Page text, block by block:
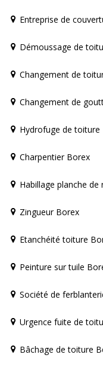
Entreprise de
Démoussage de
Changement de
Changement de
Hydrofuge de toiture
Charpentier Borex
Habillage planche de
Zingueur Borex
Etanchéité toiture
Peinture sur tuile
Société de
Urgence fuite de
Bâchage de toiture